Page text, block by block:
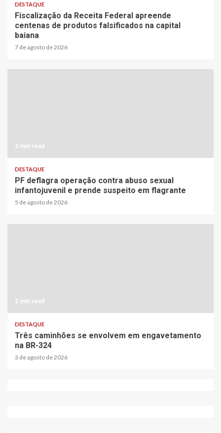
DESTAQUE
Fiscalização da Receita Federal apreende
centenas de produtos falsificados na capital
baiana
7 de agosto de 2026
3 min read
DESTAQUE
PF deflagra operação contra abuso sexual
infantojuvenil e prende suspeito em flagrante
5 de agosto de 2026
2 min read
DESTAQUE
Três caminhões se envolvem em engavetamento
na BR-324
3 de agosto de 2026